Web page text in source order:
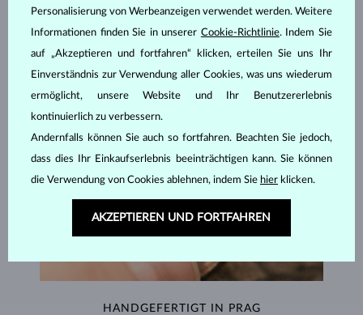
HANDGEFERTIGT IN PRAG
Personalisierung von Werbeanzeigen verwendet werden. Weitere
Informationen finden Sie in unserer Cookie-Richtlinie. Indem Sie
auf „Akzeptieren und fortfahren“ klicken, erteilen Sie uns Ihr
Einverständnis zur Verwendung aller Cookies, was uns wiederum
ermöglicht, unsere Website und Ihr Benutzererlebnis
kontinuierlich zu verbessern.
Andernfalls können Sie auch so fortfahren. Beachten Sie jedoch,
dass dies Ihr Einkaufserlebnis beeinträchtigen kann. Sie können
die Verwendung von Cookies ablehnen, indem Sie hier klicken.
AKZEPTIEREN UND FORTFAHREN